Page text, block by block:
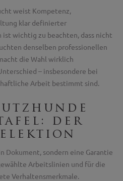
weist Kompetenz,
klar definierter
ist wichtig zu beachten, dass nicht
denselben professionellen
die Wahl wirklich
– insbesondere bei
Arbeit bestimmt sind.
der
Dokument, sondern eine Garantie
Arbeitslinien und für die
Verhaltensmerkmale.